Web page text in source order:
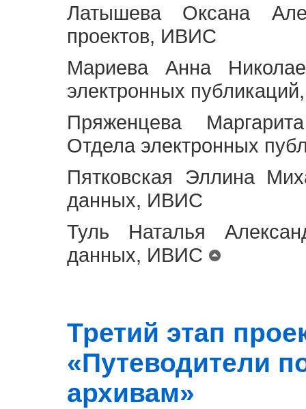
Латышева Оксана
проектов, ИВИС
Мариева Анна
электронных
Пряженцева
Отдела электронных
Пятковская Эллина
данных, ИВИС
Туль Наталья
данных, ИВИС
Третий этап
«Путеводители
архивам»